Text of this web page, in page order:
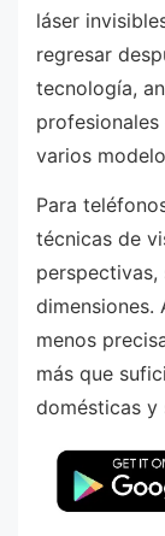
láser
regresar
tecnología,
varios
Para
técnicas de
dimensiones.
menos
más que
domésticas y